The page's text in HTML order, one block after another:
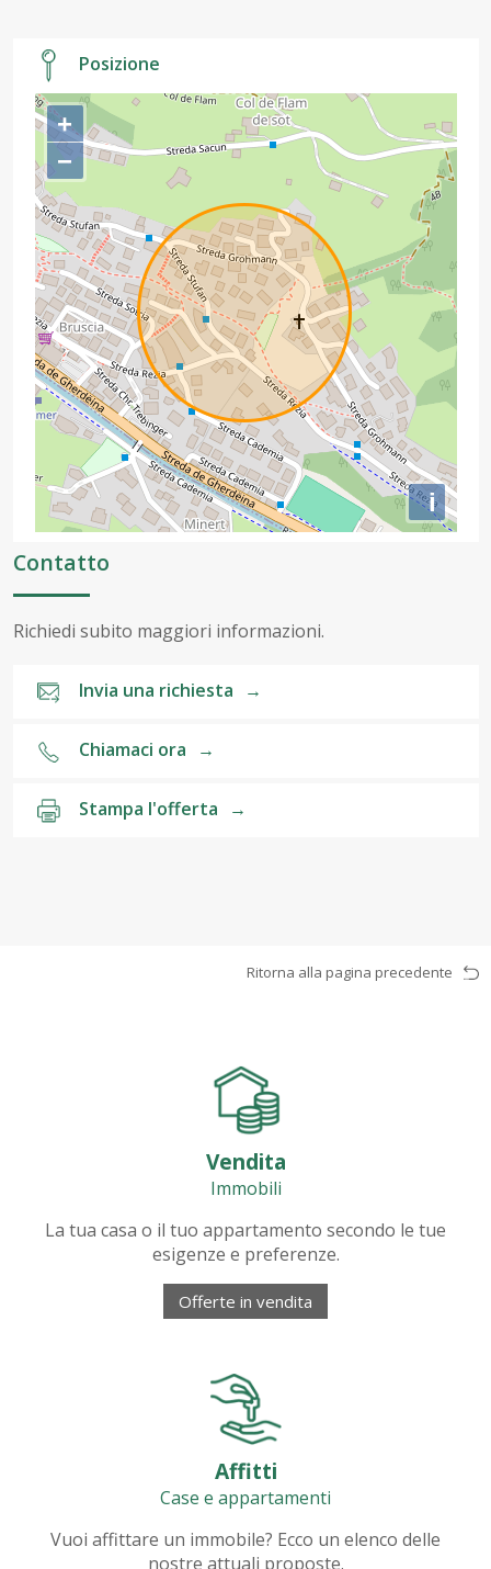
Posizione
+
−
i
Contatto
Richiedi subito maggiori informazioni.
Invia una richiesta →
Chiamaci ora →
Stampa l'offerta →
Ritorna alla pagina precedente
Vendita
Immobili
La tua casa o il tuo appartamento secondo le tue
esigenze e preferenze.
Offerte in vendita
Affitti
Case e appartamenti
Vuoi affittare un immobile? Ecco un elenco delle
nostre attuali proposte.